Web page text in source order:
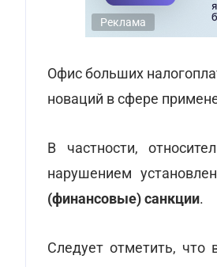
Реклама
Офис больших
новаций в сфере
В частности,
нарушением
(финансовые) санкции.
Следует отметить, что